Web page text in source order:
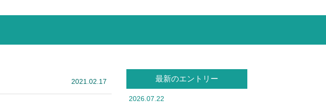
2021.02.17 最新のエントリー
2026.07.22